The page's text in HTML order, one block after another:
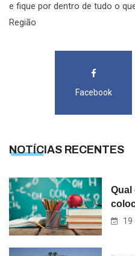
e fique por dentro de tudo o
Região
Facebook
NOTÍCIAS RECENTES
Qual
19